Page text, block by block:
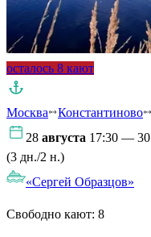
осталось 8 кают
Москва Константиново
28 августа 17:30 — 30
(3 дн./2 н.)
«Сергей Образцов»
Свободно кают: 8